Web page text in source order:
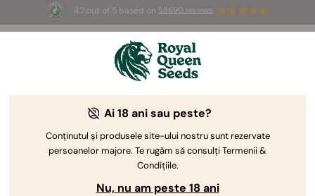
4.7 out of 5 based on 58690 reviews
3 semințe White Widow AutoGRATUITE pentru
Ai 18 ani sau peste?
Conținutul și produsele site-ului nostru sunt rezervate
persoanelor majore. Te rugăm să consulți Termenii &
Condițiile.
Nu, nu am peste 18 ani